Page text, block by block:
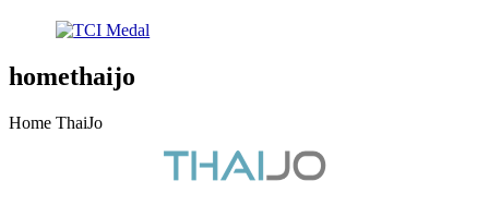
homethaijo
Home ThaiJo